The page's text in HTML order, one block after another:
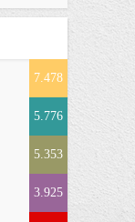
7.478
5.776
5.353
3.925